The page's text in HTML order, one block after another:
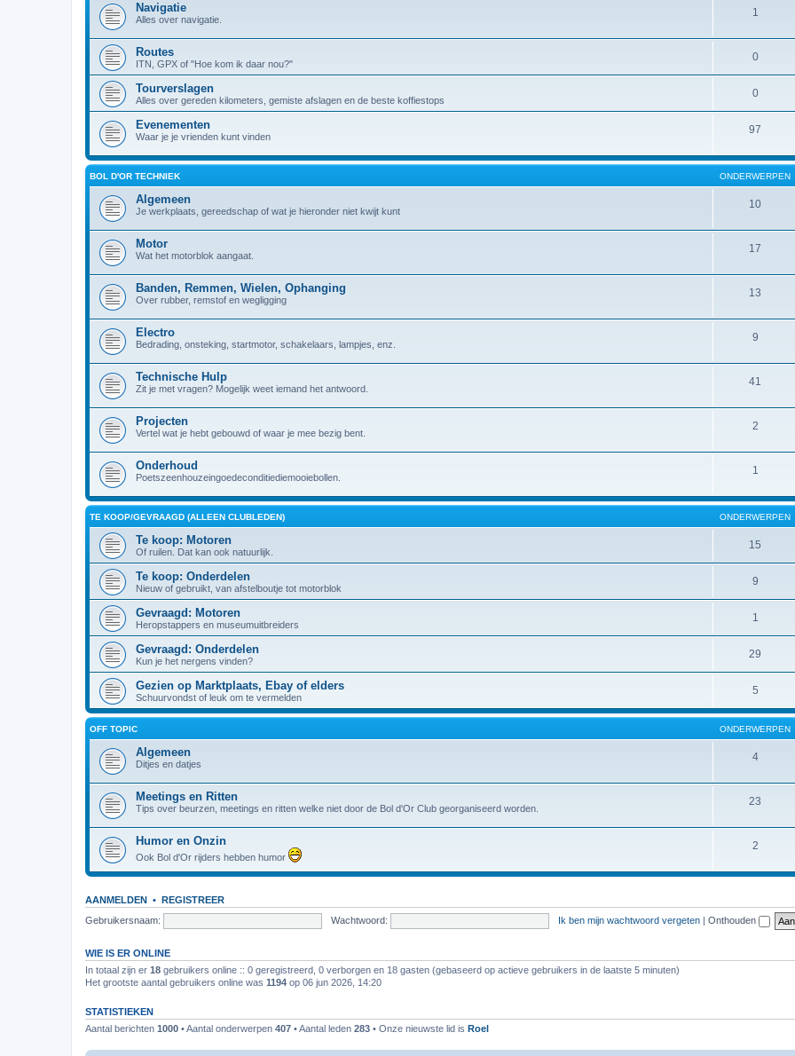
Navigatie
Alles over navigatie.
1
Routes
ITN, GPX of "Hoe kom ik daar nou?"
0
Tourverslagen
Alles over gereden kilometers, gemiste afslagen en de beste koffiestops
0
Evenementen
Waar je je vrienden kunt vinden
97
BOL D'OR TECHNIEK ONDERWERPEN
Algemeen
Je werkplaats, gereedschap of wat je hieronder niet kwijt kunt
10
Motor
Wat het motorblok aangaat.
17
Banden, Remmen, Wielen, Ophanging
Over rubber, remstof en wegligging
13
Electro
Bedrading, onsteking, startmotor, schakelaars, lampjes, enz.
9
Technische Hulp
Zit je met vragen? Mogelijk weet iemand het antwoord.
41
Projecten
Vertel wat je hebt gebouwd of waar je mee bezig bent.
2
Onderhoud
Poetszeenhouzeingoedeconditiediemooiebollen.
1
TE KOOP/GEVRAAGD (ALLEEN CLUBLEDEN) ONDERWERPEN
Te koop: Motoren
Of ruilen. Dat kan ook natuurlijk.
15
Te koop: Onderdelen
Nieuw of gebruikt, van afstelboutje tot motorblok
9
Gevraagd: Motoren
Heropstappers en museumuitbreiders
1
Gevraagd: Onderdelen
Kun je het nergens vinden?
29
Gezien op Marktplaats, Ebay of elders
Schuurvondst of leuk om te vermelden
5
OFF TOPIC ONDERWERPEN
Algemeen
Ditjes en datjes
4
Meetings en Ritten
Tips over beurzen, meetings en ritten welke niet door de Bol d'Or Club georganiseerd worden.
23
Humor en Onzin
Ook Bol d'Or rijders hebben humor
2
AANMELDEN • REGISTREER
Gebruikersnaam:
Wachtwoord: Ik ben mijn wachtwoord vergeten | Onthouden
WIE IS ER ONLINE
In totaal zijn er 18 gebruikers online :: 0 geregistreerd, 0 verborgen en 18 gasten (gebaseerd op actieve gebruikers in de laatste 5 minuten)
Het grootste aantal gebruikers online was 1194 op 06 jun 2026, 14:20
STATISTIEKEN
Aantal berichten 1000 • Aantal onderwerpen 407 • Aantal leden 283 • Onze nieuwste lid is Roel